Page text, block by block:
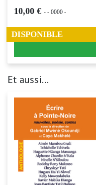
10,00 € - - 0000 -
DISPONIBLE
Et aussi...